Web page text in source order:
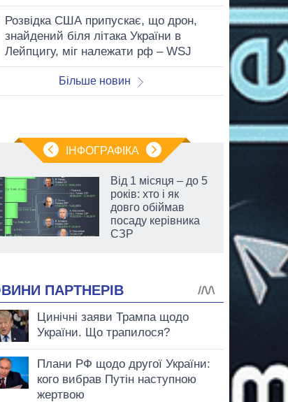
Розвідка США припускає, що дрон,
знайдений біля літака України в
Лейпцигу, міг належати рф – WSJ
Більше новин
ІНФОГРАФІКА
Від 1 місяця – до 5
років: хто і як
довго обіймав
посаду керівника
СЗР